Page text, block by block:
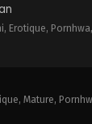
Chapitre
, Erotique, Pornhwa,
, Mature,